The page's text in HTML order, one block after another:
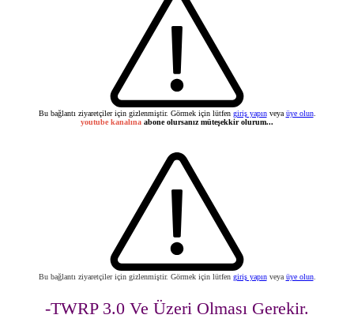
Bu bağlantı ziyaretçiler için gizlenmiştir. Görmek için lütfen giriş yapınveya üye olun.
youtube kanalına abone olursanız müteşekkir olurum...
Bu bağlantı ziyaretçiler için gizlenmiştir. Görmek için lütfen giriş yapınveya üye olun.
-TWRP 3.0 Ve Üzeri Olması Gerekir.